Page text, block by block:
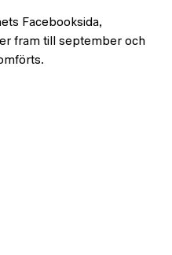
Facebooksida,
fram till september och